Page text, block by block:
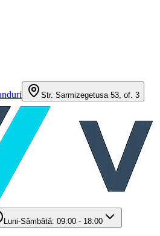
Str. Sarmizegetusa 53, of. 3
Luni-Sâmbătă: 09:00 - 18:00